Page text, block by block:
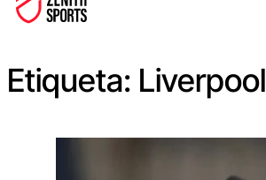
Etiqueta: Liverpool